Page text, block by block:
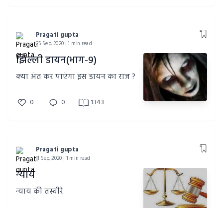
Pragati gupta
25 Sep, 2020 | 1 min read
झिल्ली डायन(भाग-9)
क्या अंत कर पाएंगा इस डायन का राज ?
0 0 1343
Pragati gupta
11 Sep, 2020 | 1 min read
न्याय
न्याय की तस्वीरे